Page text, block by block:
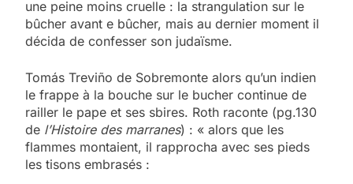
une peine moins cruelle : la strangulation sur le
bûcher avant e bûcher, mais au dernier moment il
décida de confesser son judaïsme.
Tomás Treviño de Sobremonte alors qu’un indien
le frappe à la bouche sur le bucher continue de
railler le pape et ses sbires. Roth raconte (pg.130
de l’Histoire des marranes) : « alors que les
flammes montaient, il rapprocha avec ses pieds
les tisons embrasés :